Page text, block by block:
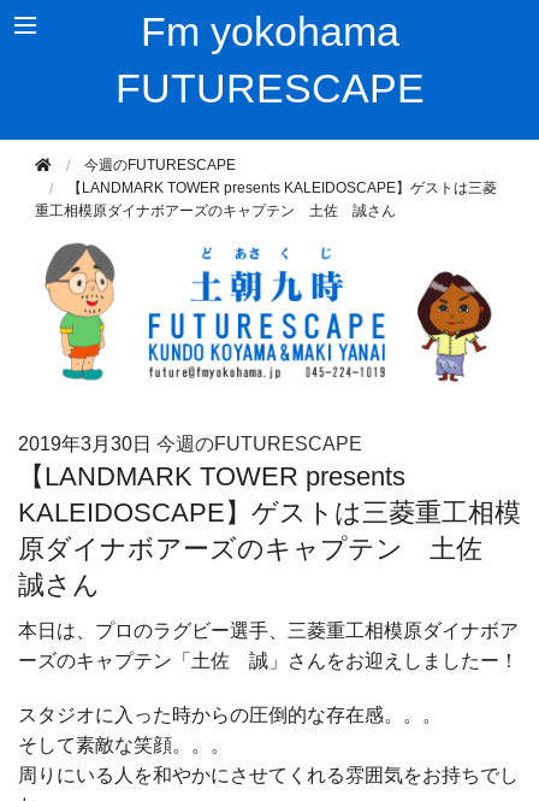
Fm yokohama
FUTURESCAPE
今週のFUTURESCAPE
【LANDMARK TOWER presents KALEIDOSCAPE】ゲストは三菱
重工相模原ダイナボアーズのキャプテン 土佐 誠さん
2019年3月30日 今週のFUTURESCAPE
【LANDMARK TOWER presents
KALEIDOSCAPE】ゲストは三菱重工相模
原ダイナボアーズのキャプテン 土佐
誠さん
本日は、プロのラグビー選手、三菱重工相模原ダイナボア
ーズのキャプテン「土佐 誠」さんをお迎えしましたー！
スタジオに入った時からの圧倒的な存在感。。。
そして素敵な笑顔。。。
周りにいる人を和やかにさせてくれる雰囲気をお持ちでし